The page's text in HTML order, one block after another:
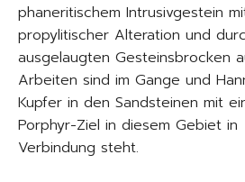
phaneritischem Intrusivgestein
propylitischer Alteration und
ausgelaugten Gesteinsbrocken
Arbeiten sind im Gange und
Kupfer in den Sandsteinen mit
Porphyr-Ziel in diesem Gebiet in
Verbindung steht.